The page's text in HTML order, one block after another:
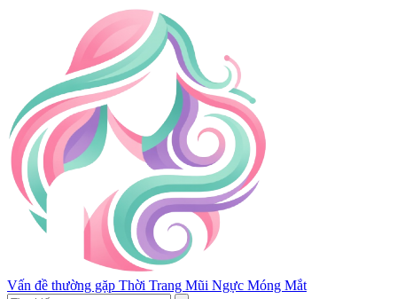
Vấn đề thường gặp Thời Trang Mũi Ngực Móng Mắt